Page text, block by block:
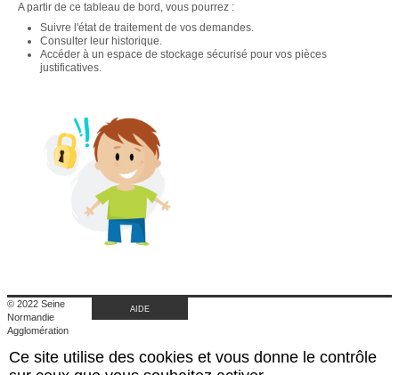
A partir de ce tableau de bord, vous pourrez :
Suivre l'état de traitement de vos demandes.
Consulter leur historique.
Accéder à un espace de stockage sécurisé pour vos pièces
justificatives.
© 2022 Seine
Normandie
Agglomération
Retour au site de
l'agglomération
AIDE
Ce site utilise des cookies et vous donne le contrôle